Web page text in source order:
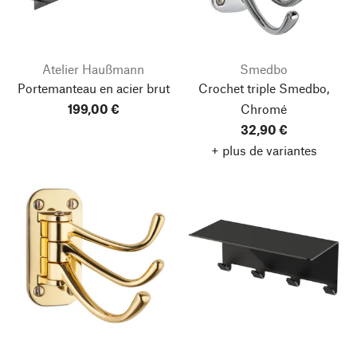
Atelier Haußmann
Portemanteau en acier brut
199,00 €
Smedbo
Crochet triple Smedbo,
Chromé
32,90 €
+ plus de variantes